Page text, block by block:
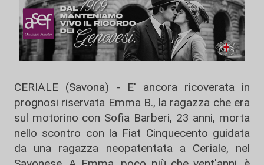
CERIALE (Savona) - E' ancora ricoverata in
prognosi riservata Emma B., la ragazza che era
sul motorino con Sofia Barberi, 23 anni, morta
nello scontro con la Fiat Cinquecento guidata
da una ragazza neopatentata a Ceriale, nel